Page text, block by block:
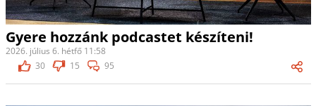
Gyere hozzánk podcastet készíteni!
2026. július 6. hétfő 11:58
30
15 95